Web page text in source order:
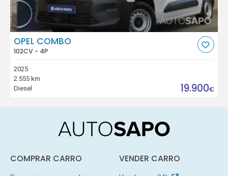
OPEL COMBO
102CV - 4P
2025
2.555 km
Diesel
19.900€
COMPRAR CARRO VENDER CARRO